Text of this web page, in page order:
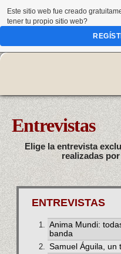
Entrevistas
Elige la entrevista
realizadas
ENTREVISTAS
Anima Mundi:
banda
Samuel Águila, un
Este sitio web fue creado
tener tu propio sitio web?